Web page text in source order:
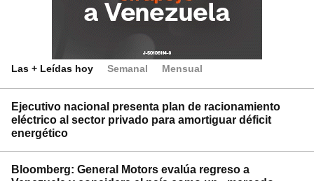
Las + Leídas hoy Semanal Mensual
Ejecutivo nacional presenta plan de racionamiento
eléctrico al sector privado para amortiguar déficit
energético
Bloomberg: General Motors evalúa regreso a